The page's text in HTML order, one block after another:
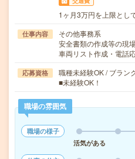
1ヶ月3万円を上限とし
仕事内容
その他事務系
安全書類の作成等の現
車両リスト作成・電話
応募資格
職種未経験OK / ブラン
■未経験OK！
職場の雰囲気
職場の様子
活気がある